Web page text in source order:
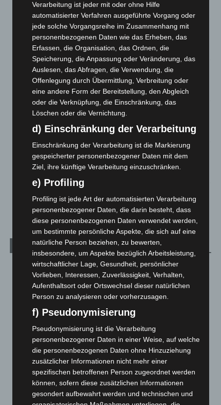
7. August 2026
Hannover: Erste Tigermücken-Population in Niedersachsen
entdeckt
7. August 2026
Brand im „Haus der Begegnung“ in Neuwarmbüchen schnell
eingedämmt
6. August 2026
Region Hannover: 21 neue Notfallsanitäter starten beim
5. August 2026
Mann läuft mit Hockeyschläger über A7 – Polizei sucht
Zeugen
5. August 2026
Kategorien
Blaulicht
Corona-News
Hannover und Region
Langenhagen und Ortsteile
Leserbriefe
Menschen
Über uns
Veranstaltungen
1.888
Verarbeitung ist jeder mit oder ohne Hilfe
automatisierter Verfahren ausgeführte Vorgang oder
jede solche Vorgangsreihe im Zusammenhang mit
personenbezogenen Daten wie das Erheben, das
Erfassen, die Organisation, das Ordnen, die
Speicherung, die Anpassung oder Veränderung, das
Auslesen, das Abfragen, die Verwendung, die
Offenlegung durch Übermittlung, Verbreitung oder
eine andere Form der Bereitstellung, den Abgleich
oder die Verknüpfung, die Einschränkung, das
Löschen oder die Vernichtung.
d) Einschränkung der Verarbeitung
Einschränkung der Verarbeitung ist die Markierung
gespeicherter personenbezogener Daten mit dem
Ziel, ihre künftige Verarbeitung einzuschränken.
e) Profiling
Profiling ist jede Art der automatisierten Verarbeitung
personenbezogener Daten, die darin besteht, dass
diese personenbezogenen Daten verwendet werden,
um bestimmte persönliche Aspekte, die sich auf eine
natürliche Person beziehen, zu bewerten,
insbesondere, um Aspekte bezüglich Arbeitsleistung,
wirtschaftlicher Lage, Gesundheit, persönlicher
Vorlieben, Interessen, Zuverlässigkeit, Verhalten,
Aufenthaltsort oder Ortswechsel dieser natürlichen
Person zu analysieren oder vorherzusagen.
f) Pseudonymisierung
Pseudonymisierung ist die Verarbeitung
personenbezogener Daten in einer Weise, auf welche
die personenbezogenen Daten ohne Hinzuziehung
zusätzlicher Informationen nicht mehr einer
spezifischen betroffenen Person zugeordnet werden
können, sofern diese zusätzlichen Informationen
gesondert aufbewahrt werden und technischen und